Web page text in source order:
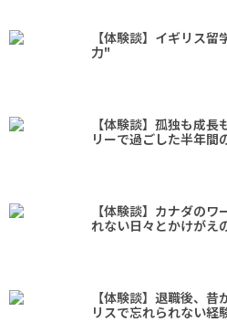
【体験談】イギリス
力"
【体験談】孤独も成
リーで過ごした半年間
【体験談】カナダの
れない日々とかけがえ
【体験談】退職後、
リスで忘れられない経